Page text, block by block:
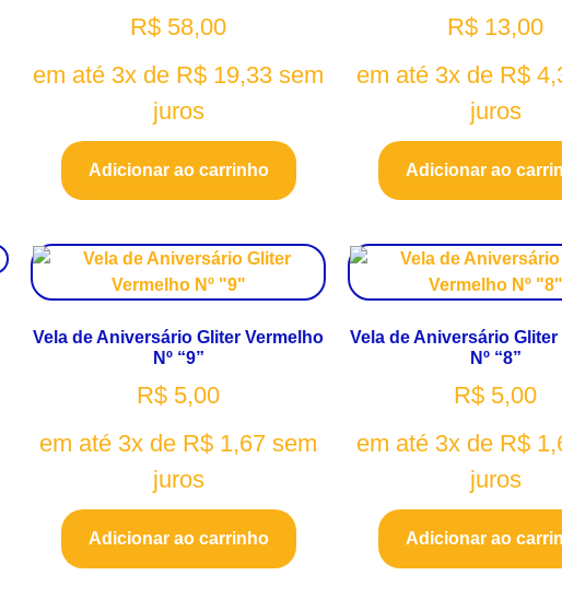
R$ 58,00
em até 3x de R$ 19,33 sem
juros
Adicionar ao carrinho
R$ 13,00
em até 3x de R$
juros
Adicionar ao
Vela de Aniversário Gliter Vermelho
Nº “9”
R$ 5,00
em até 3x de R$ 1,67 sem
juros
Adicionar ao carrinho
Vela de Aniversário
Nº “8”
R$ 5,00
em até 3x de R$
juros
Adicionar ao